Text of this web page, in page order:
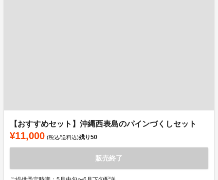
【おすすめセット】沖縄西表島のパインづくしセット
¥11,000 (税込/送料込)残り50
販売終了